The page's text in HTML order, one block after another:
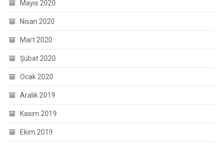
Mayıs 2020
Nisan 2020
Mart 2020
Şubat 2020
Ocak 2020
Aralık 2019
Kasım 2019
Ekim 2019